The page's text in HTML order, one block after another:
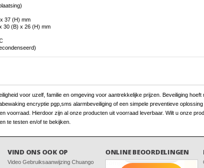
37 (H) mm
30 (B) x 26 (H) mm
voor uzelf, familie en omgeving voor aantrekkelijke prijzen. Beveiliging hoeft
encryptie pgp,sms alarmbeveiliging of een simpele preventieve
voorraad. Hierdoor zijn al onze producten uit voorraad leverbaar. Wilt u onze
te testen en/of te bekijken.
VIND ONS OOK OP
Video Gebruiksaanwijzing Chuango
ONLINE BEOORDELINGEN